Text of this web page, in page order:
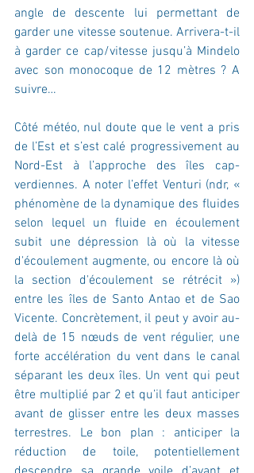
angle de descente lui permettant de
garder une vitesse soutenue. Arrivera-t-il
à garder ce cap/vitesse jusqu’à Mindelo
avec son monocoque de 12 mètres ? A
suivre…
Côté météo, nul doute que le vent a pris
de l’Est et s’est calé progressivement au
Nord-Est à l’approche des îles cap-
verdiennes. A noter l’effet Venturi (ndr, «
phénomène de la dynamique des fluides
selon lequel un fluide en écoulement
subit une dépression là où la vitesse
d'écoulement augmente, ou encore là où
la section d'écoulement se rétrécit »)
entre les îles de Santo Antao et de Sao
Vicente. Concrètement, il peut y avoir au-
delà de 15 nœuds de vent régulier, une
forte accélération du vent dans le canal
séparant les deux îles. Un vent qui peut
être multiplié par 2 et qu’il faut anticiper
avant de glisser entre les deux masses
terrestres. Le bon plan : anticiper la
réduction de toile, potentiellement